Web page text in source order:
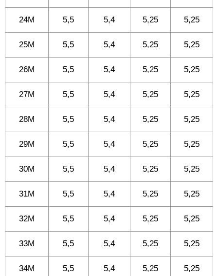
24M 5,5 5,4 5,25 5,25
25M 5,5 5,4 5,25 5,25
26M 5,5 5,4 5,25 5,25
27M 5,5 5,4 5,25 5,25
28M 5,5 5,4 5,25 5,25
29M 5,5 5,4 5,25 5,25
30M 5,5 5,4 5,25 5,25
31M 5,5 5,4 5,25 5,25
32M 5,5 5,4 5,25 5,25
33M 5,5 5,4 5,25 5,25
34M 5,5 5,4 5,25 5,25